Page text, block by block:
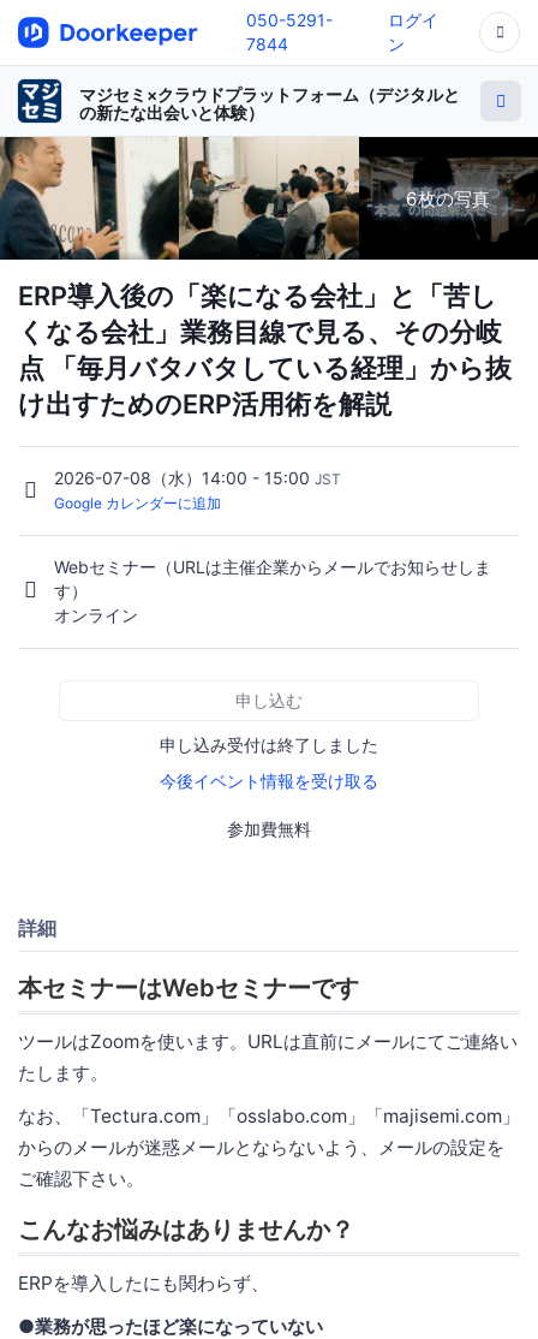
050-5291-
7844
ログイ
ン
マジセミ×クラウドプラットフォーム（デジタルと
の新たな出会いと体験）
6枚の写真
ERP導入後の「楽になる会社」と「苦し
くなる会社」業務目線で見る、その分岐
点 「毎月バタバタしている経理」から抜
け出すためのERP活用術を解説
2026-07-08（水）14:00 - 15:00 JST
Google カレンダーに追加
Webセミナー（URLは主催企業からメールでお知らせしま
す）
オンライン
申し込む
申し込み受付は終了しました
今後イベント情報を受け取る
参加費無料
詳細
本セミナーはWebセミナーです
ツールはZoomを使います。URLは直前にメールにてご連絡い
たします。
なお、「Tectura.com」「osslabo.com」「majisemi.com」
からのメールが迷惑メールとならないよう、メールの設定を
ご確認下さい。
こんなお悩みはありませんか？
ERPを導入したにも関わらず、
●業務が思ったほど楽になっていない